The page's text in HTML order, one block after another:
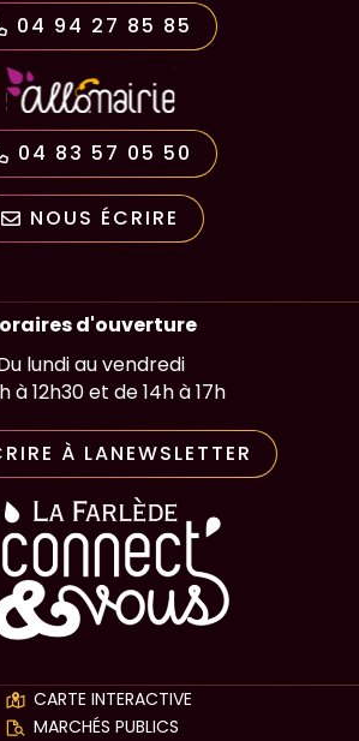
04 94 27 85 85
04 83 57 05 50
NOUS ÉCRIRE
d'ouverture
lundi au vendredi
à 12h30 et de 14h à 17h
À LANEWSLETTER
CARTE INTERACTIVE
MARCHÉS PUBLICS